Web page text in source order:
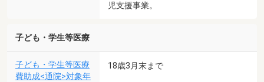
児支援事業。
子ども・学生等医療
子ども・学生等医療
費助成<通院>対象年
18歳3月末まで